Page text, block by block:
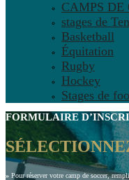
CAMPS DE
stages de
Basketball
Équitation
Rugby
Hockey
Stages de
FORMULAIRE
» Pour réserver votre camp de soccer,